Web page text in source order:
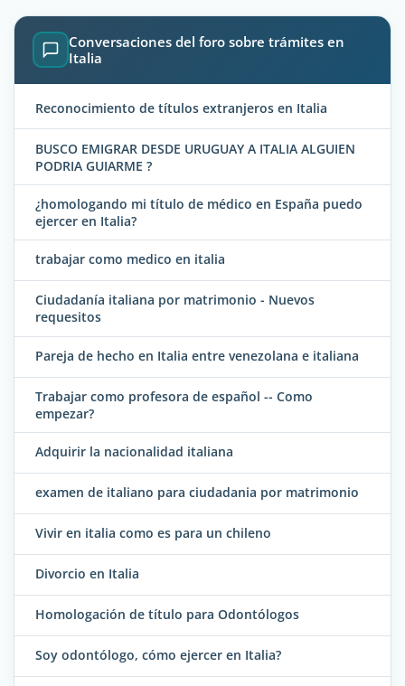
Conversaciones del foro sobre trámites en
Italia
Reconocimiento de títulos extranjeros en Italia
BUSCO EMIGRAR DESDE URUGUAY A ITALIA ALGUIEN
PODRIA GUIARME ?
¿homologando mi título de médico en España puedo
ejercer en Italia?
trabajar como medico en italia
Ciudadanía italiana por matrimonio - Nuevos
requesitos
Pareja de hecho en Italia entre venezolana e italiana
Trabajar como profesora de español -- Como
empezar?
Adquirir la nacionalidad italiana
examen de italiano para ciudadania por matrimonio
Vivir en italia como es para un chileno
Divorcio en Italia
Homologación de título para Odontólogos
Soy odontólogo, cómo ejercer en Italia?